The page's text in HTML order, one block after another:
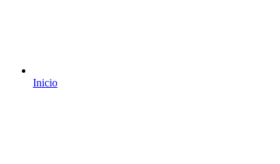
Inicio